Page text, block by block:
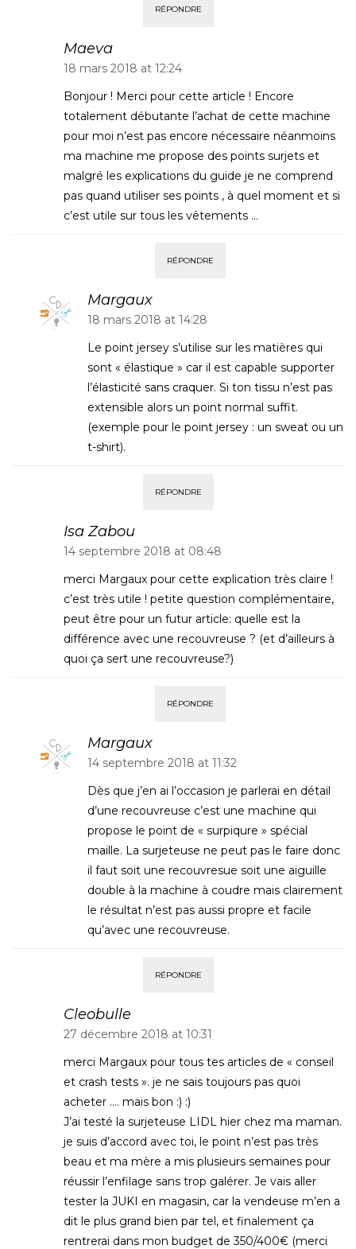
RÉPONDRE
Maeva
18 mars 2018 at 12:24
Bonjour ! Merci pour cette article ! Encore
totalement débutante l’achat de cette machine
pour moi n’est pas encore nécessaire néanmoins
ma machine me propose des points surjets et
malgré les explications du guide je ne comprend
pas quand utiliser ses points , à quel moment et si
c’est utile sur tous les vêtements …
RÉPONDRE
Margaux
18 mars 2018 at 14:28
Le point jersey s’utilise sur les matières qui
sont « élastique » car il est capable supporter
l’élasticité sans craquer. Si ton tissu n’est pas
extensible alors un point normal suffit.
(exemple pour le point jersey : un sweat ou un
t-shirt).
RÉPONDRE
Isa Zabou
14 septembre 2018 at 08:48
merci Margaux pour cette explication très claire !
c’est très utile ! petite question complémentaire,
peut être pour un futur article: quelle est la
différence avec une recouvreuse ? (et d’ailleurs à
quoi ça sert une recouvreuse?)
RÉPONDRE
Margaux
14 septembre 2018 at 11:32
Dès que j’en ai l’occasion je parlerai en détail
d’une recouvreuse c’est une machine qui
propose le point de « surpiqure » spécial
maille. La surjeteuse ne peut pas le faire donc
il faut soit une recouvresue soit une aiguille
double à la machine à coudre mais clairement
le résultat n’est pas aussi propre et facile
qu’avec une recouvreuse.
RÉPONDRE
Cleobulle
27 décembre 2018 at 10:31
merci Margaux pour tous tes articles de « conseil
et crash tests ». je ne sais toujours pas quoi
acheter …. mais bon :) :)
J’ai testé la surjeteuse LIDL hier chez ma maman.
je suis d’accord avec toi, le point n’est pas très
beau et ma mère a mis plusieurs semaines pour
réussir l’enfilage sans trop galérer. Je vais aller
tester la JUKI en magasin, car la vendeuse m’en a
dit le plus grand bien par tel, et finalement ça
rentrerai dans mon budget de 350/400€ (merci